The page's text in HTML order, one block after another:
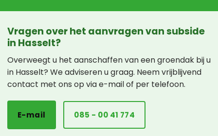
Vragen over het aanvragen van subside
in Hasselt?
Overweegt u het aanschaffen van een groendak bij u
in Hasselt? We adviseren u graag. Neem vrijblijvend
contact met ons op via e-mail of per telefoon.
E-mail 085 - 00 41 774